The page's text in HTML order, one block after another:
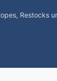
Restocks